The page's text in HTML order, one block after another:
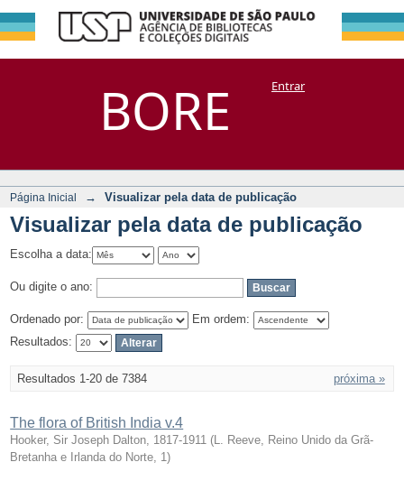
BORE
Visualizar pela
data de publicação
DSpace/Manakin + CoriscoEntrar
Página Inicial → Visualizar pela data de publicação
Visualizar pela data de publicação
Escolha a data:
Ou digite o ano:
Ordenado por:
Em ordem:
Resultados:
Resultados 1-20 de 7384 próxima »
The flora of British India v.4
Hooker, Sir Joseph Dalton, 1817-1911 ( L. Reeve, Reino Unido da Grã-
Bretanha e Irlanda do Norte 1)